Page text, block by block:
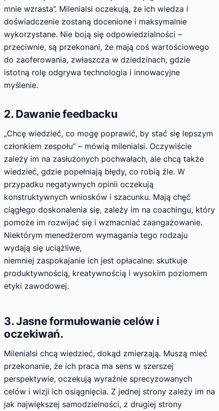
mnie wzrasta”. Milenialsi oczekują, że ich wiedza i
doświadczenie zostaną docenione i maksymalnie
wykorzystane. Nie boją się odpowiedzialności –
przeciwnie, są przekonani, że mają coś wartościowego
do zaoferowania, zwłaszcza w dziedzinach, gdzie
istotną rolę odgrywa technologia i innowacyjne
myślenie.
2. Dawanie feedbacku
„Chcę wiedzieć, co mogę poprawić, by stać się lepszym
członkiem zespołu” – mówią milenialsi. Oczywiście
zależy im na zasłużonych pochwałach, ale chcą także
wiedzieć, gdzie popełniają błędy, co robią źle. W
przypadku negatywnych opinii oczekują
konstruktywnych wniosków i szacunku. Mają chęć
ciągłego doskonalenia się, zależy im na coachingu, który
pomoże im rozwijać się i wzmacniać zaangażowanie.
Niektórym menedżerom wymagania tego rodzaju
wydają się uciążliwe,
niemniej zaspokajanie ich jest opłacalne: skutkuje
produktywnością, kreatywnością i wysokim poziomem
etyki zawodowej.
3. Jasne formułowanie celów i
oczekiwań.
Milenialsi chcą wiedzieć, dokąd zmierzają. Muszą mieć
przekonanie, że ich praca ma sens w szerszej
perspektywie, oczekują wyraźnie sprecyzowanych
celów i wizji ich osiągnięcia. Z jednej strony zależy im na
jak największej samodzielności, z drugiej strony